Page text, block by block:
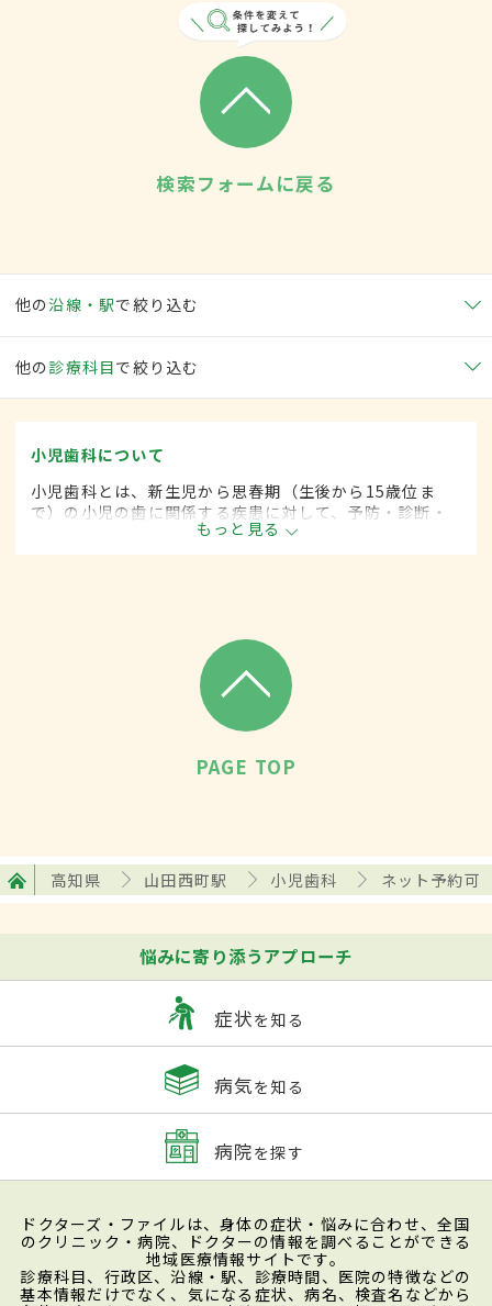
検索フォームに戻る
他の沿線・駅で絞り込む
他の 診療科目で絞り込む
小児歯科について
小児歯科とは、新生児から思春期（生後から15歳位ま
で）の小児の歯に関係する疾患に対して、予防・診断・
治療する歯科の一領域です。
もっと見る
PAGE TOP
高知県 山田西町駅 小児歯科 ネット予約可
悩みに寄り添うアプローチ
症状を知る
病気を知る
病院を探す
ドクターズ・ファイルは、身体の症状・悩みに合わせ、全国
のクリニック・病院、ドクターの情報を調べることができる
地域医療情報サイトです。
診療科目、行政区、沿線・駅、診療時間、医院の特徴などの
基本情報だけでなく、気になる症状、病名、検査名などから